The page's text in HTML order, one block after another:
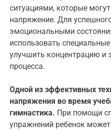
ситуациями, которые
напряжение. Для
эмоциональными
использовать
улучшить концентрацию и
процесса.
Одной из эффективных
напряжения во время
гимнастика. При помощи
упражнений ребенок